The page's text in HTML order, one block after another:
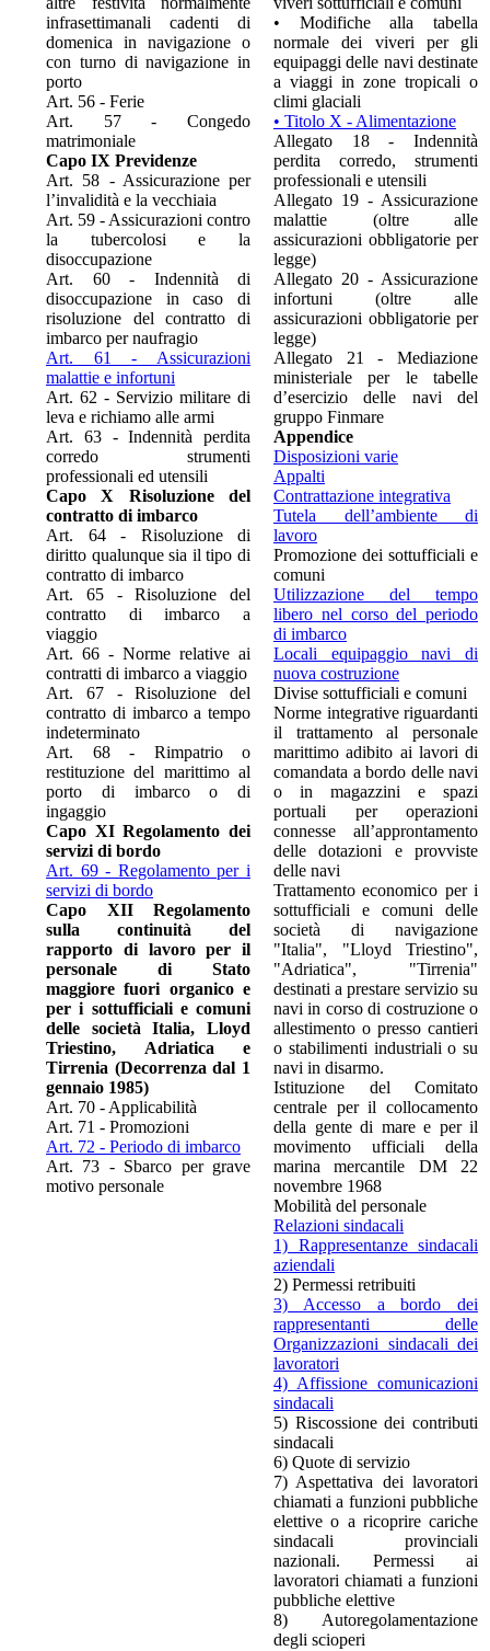
infrasettimanali cadenti di
domenica in navigazione o
con turno di navigazione in
porto
Art. 56 - Ferie
Art. 57 - Congedo
matrimoniale
Capo IX Previdenze
Art. 58 - Assicurazione per
l’invalidità e la vecchiaia
Art. 59 - Assicurazioni contro
la tubercolosi e la
disoccupazione
Art. 60 - Indennità di
disoccupazione in caso di
risoluzione del contratto di
imbarco per naufragio
Art. 61 - Assicurazioni
malattie e infortuni
Art. 62 - Servizio militare di
leva e richiamo alle armi
Art. 63 - Indennità perdita
corredo strumenti
professionali ed utensili
Capo X Risoluzione del
contratto di imbarco
Art. 64 - Risoluzione di
diritto qualunque sia il tipo di
contratto di imbarco
Art. 65 - Risoluzione del
contratto di imbarco a
viaggio
Art. 66 - Norme relative ai
contratti di imbarco a viaggio
Art. 67 - Risoluzione del
contratto di imbarco a tempo
indeterminato
Art. 68 - Rimpatrio o
restituzione del marittimo al
porto di imbarco o di
ingaggio
Capo XI Regolamento dei
servizi di bordo
Art. 69 - Regolamento per i
servizi di bordo
Capo XII Regolamento
sulla continuità del
rapporto di lavoro per il
personale di Stato
maggiore fuori organico e
per i sottufficiali e comuni
delle società Italia, Lloyd
Triestino, Adriatica e
Tirrenia (Decorrenza dal 1
gennaio 1985)
Art. 70 - Applicabilità
Art. 71 - Promozioni
Art. 72 - Periodo di imbarco
Art. 73 - Sbarco per grave
motivo personale
• Modifiche alla tabella
normale dei viveri per gli
equipaggi delle navi destinate
a viaggi in zone tropicali o
climi glaciali
• Titolo X - Alimentazione
Allegato 18 - Indennità
perdita corredo, strumenti
professionali e utensili
Allegato 19 - Assicurazione
malattie (oltre alle
assicurazioni obbligatorie per
legge)
Allegato 20 - Assicurazione
infortuni (oltre alle
assicurazioni obbligatorie per
legge)
Allegato 21 - Mediazione
ministeriale per le tabelle
d’esercizio delle navi del
gruppo Finmare
Appendice
Disposizioni varie
Appalti
Contrattazione integrativa
Tutela dell’ambiente di
lavoro
Promozione dei sottufficiali e
comuni
Utilizzazione del tempo
libero nel corso del periodo
di imbarco
Locali equipaggio navi di
nuova costruzione
Divise sottufficiali e comuni
Norme integrative riguardanti
il trattamento al personale
marittimo adibito ai lavori di
comandata a bordo delle navi
o in magazzini e spazi
portuali per operazioni
connesse all’approntamento
delle dotazioni e provviste
delle navi
Trattamento economico per i
sottufficiali e comuni delle
società di navigazione
"Italia", "Lloyd Triestino",
"Adriatica", "Tirrenia"
destinati a prestare servizio su
navi in corso di costruzione o
allestimento o presso cantieri
o stabilimenti industriali o su
navi in disarmo.
Istituzione del Comitato
centrale per il collocamento
della gente di mare e per il
movimento ufficiali della
marina mercantile DM 22
novembre 1968
Mobilità del personale
Relazioni sindacali
1) Rappresentanze sindacali
aziendali
2) Permessi retribuiti
3) Accesso a bordo dei
rappresentanti delle
Organizzazioni sindacali dei
lavoratori
4) Affissione comunicazioni
sindacali
5) Riscossione dei contributi
sindacali
6) Quote di servizio
7) Aspettativa dei lavoratori
chiamati a funzioni pubbliche
elettive o a ricoprire cariche
sindacali provinciali
nazionali. Permessi ai
lavoratori chiamati a funzioni
pubbliche elettive
8) Autoregolamentazione
degli scioperi